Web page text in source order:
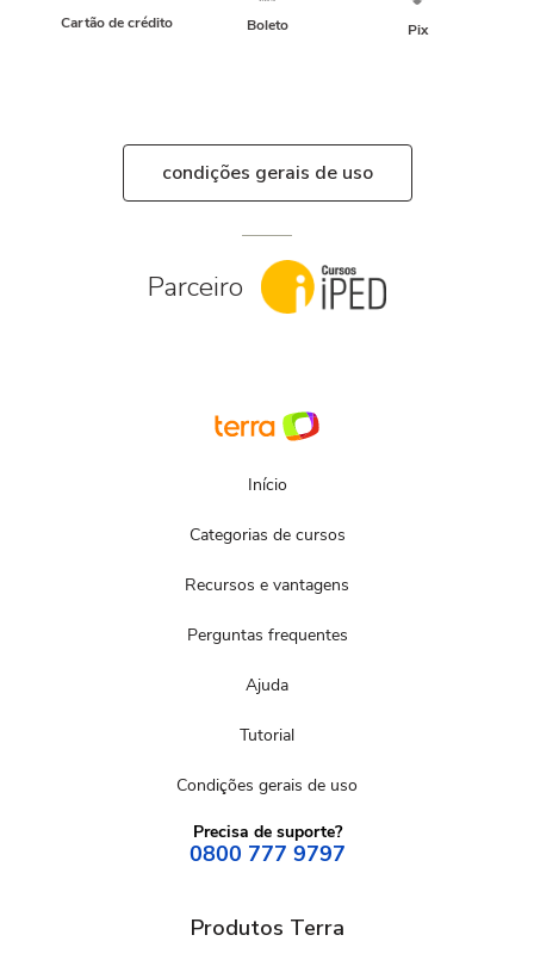
Cartão de crédito Boleto Pix
condições gerais de uso
Parceiro
Início
Categorias de cursos
Recursos e vantagens
Perguntas frequentes
Ajuda
Tutorial
Condições gerais de uso
Precisa de suporte?
0800 777 9797
Produtos Terra